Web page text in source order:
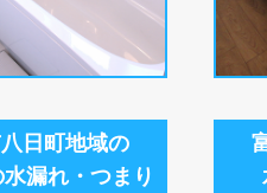
日町地域の
漏れ・つまり